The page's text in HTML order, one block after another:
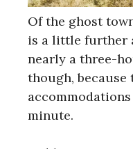
Of the ghost
is a little further
nearly a three-
though, because
minute.